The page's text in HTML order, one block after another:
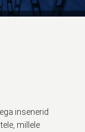
insenerid
millele